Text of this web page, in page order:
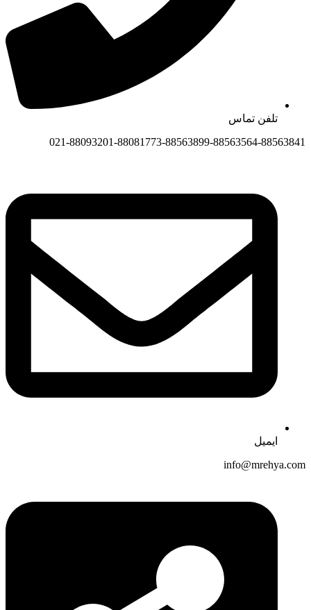
تلفن تماس
021-88093201-88081773-88563899-88563564-88563841
ایمیل
info@mrehya.com